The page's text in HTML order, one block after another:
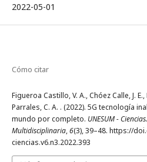
2022-05-01
Cómo citar
Figueroa Castillo, V. A., Chóez Calle, J.
Parrales, C. A. . (2022). 5G tecnología
mundo por completo. UNESUM -
Multidisciplinaria,6(3), 39–48. https://
ciencias.v6.n3.2022.393